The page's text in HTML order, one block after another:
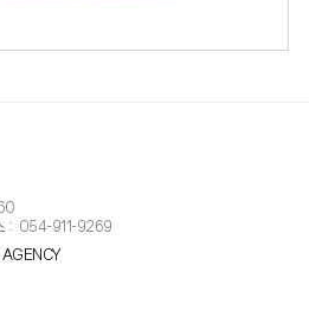
054-911-9269